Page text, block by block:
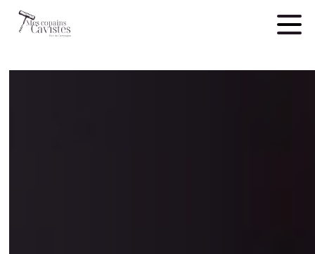
Panneau de gestion des cookies